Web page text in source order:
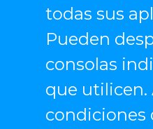
todas sus
Pueden
consolas
que utilicen.
condiciones